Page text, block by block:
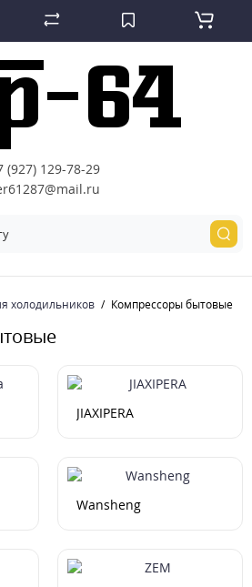
(927) 129-78-29
холодильников Компрессоры бытовые
JIAXIPERA
Wansheng